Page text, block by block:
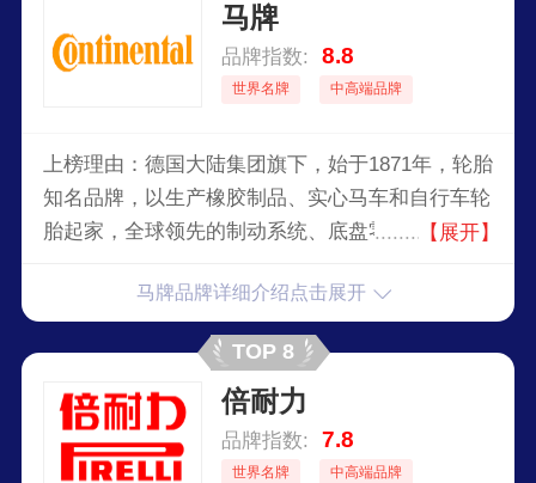
马牌
品牌指数: 8.8
世界名牌 中高端品牌
上榜理由：德国大陆集团旗下，始于1871年，轮胎
知名品牌，以生产橡胶制品、实心马车和自行车轮
胎起家，全球领先的制动系统、底盘零配件、车辆
【展开】
马牌品牌详细介绍点击展开
TOP 8
倍耐力
品牌指数: 7.8
世界名牌 中高端品牌